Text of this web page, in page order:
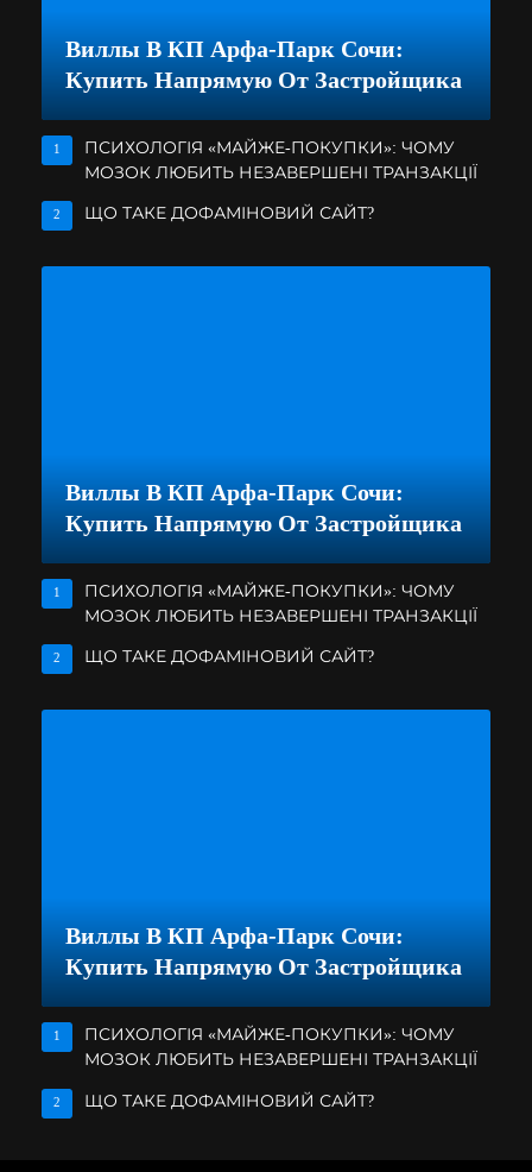
Виллы В КП Арфа-Парк Сочи:
Купить Напрямую От Застройщика
1
ПСИХОЛОГІЯ «МАЙЖЕ-ПОКУПКИ»: ЧОМУ
МОЗОК ЛЮБИТЬ НЕЗАВЕРШЕНІ ТРАНЗАКЦІЇ
2 ЩО ТАКЕ ДОФАМІНОВИЙ САЙТ?
Виллы В КП Арфа-Парк Сочи:
Купить Напрямую От Застройщика
1
ПСИХОЛОГІЯ «МАЙЖЕ-ПОКУПКИ»: ЧОМУ
МОЗОК ЛЮБИТЬ НЕЗАВЕРШЕНІ ТРАНЗАКЦІЇ
2 ЩО ТАКЕ ДОФАМІНОВИЙ САЙТ?
Виллы В КП Арфа-Парк Сочи:
Купить Напрямую От Застройщика
1
ПСИХОЛОГІЯ «МАЙЖЕ-ПОКУПКИ»: ЧОМУ
МОЗОК ЛЮБИТЬ НЕЗАВЕРШЕНІ ТРАНЗАКЦІЇ
2 ЩО ТАКЕ ДОФАМІНОВИЙ САЙТ?